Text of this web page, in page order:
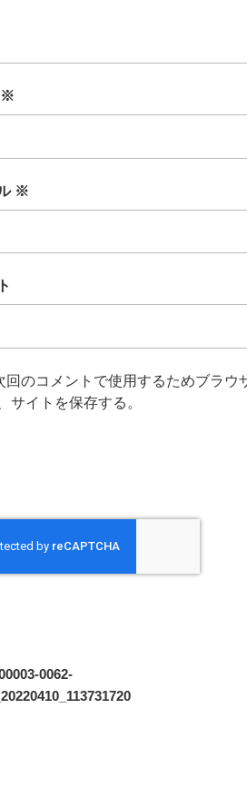
※
※
回のコメントで使用するためブラウ
サイトを保存する。
0062-